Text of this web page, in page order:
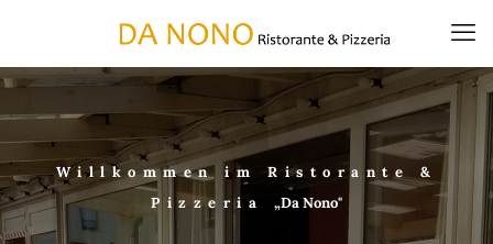
Willkommen im Ristorante &
Pizzeria „Da Nono"